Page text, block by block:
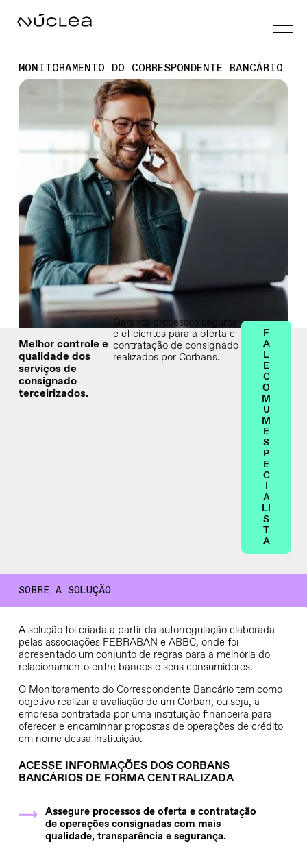
MONITORAMENTO DO CORRESPONDENTE BANCÁRIO
Melhor controle e
qualidade dos
serviços de
consignado
terceirizados.
Garanta processos seguros
e eficientes para a oferta e
contratação de consignado
realizados por Corbans.
F
A
L
E
C
O
M
U
M
E
S
P
E
C
I
A
LI
S
T
A
SOBRE A SOLUÇÃO
A solução foi criada a partir da autorregulação elaborada
pelas associações FEBRABAN e ABBC, onde foi
apresentado um conjunto de regras para a melhoria do
relacionamento entre bancos e seus consumidores.
O Monitoramento do Correspondente Bancário tem como
objetivo realizar a avaliação de um Corban, ou seja, a
empresa contratada por uma instituição financeira para
oferecer e encaminhar propostas de operações de crédito
em nome dessa instituição.
ACESSE INFORMAÇÕES DOS CORBANS
BANCÁRIOS DE FORMA CENTRALIZADA
Assegure processos de oferta e contratação
de operações consignadas com mais
qualidade, transparência e segurança.